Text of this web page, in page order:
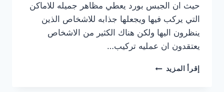
حيث ان الجبس بورد يعطي مظاهر جميله للاماكن
التي يركب فيها ويجعلها جذابه للاشخاص الذين
ينظرون اليها ولكن هناك الكثير من الاشخاص
يعتقدون ان عمليه تركيب…
إقرأ المزيد تركيب